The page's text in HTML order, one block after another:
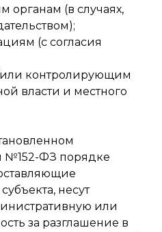
органам (в случаях,
(с согласия
контролирующим
власти и местного
№152-ФЗ порядке
несут
или
за разглашение в